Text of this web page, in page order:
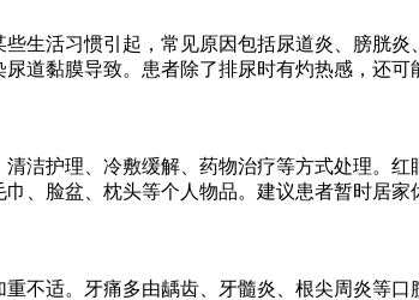
生活习惯引起，常见原因包括尿道炎、膀胱
道黏膜导致。患者除了排尿时有灼热感，还
洁护理、冷敷缓解、药物治疗等方式处理。
、脸盆、枕头等个人物品。建议患者暂时居
不适。牙痛多由龋齿、牙髓炎、根尖周炎等